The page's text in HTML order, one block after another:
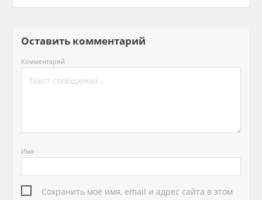
Оставить комментарий
Комментарий
Имя
Сохранить моё имя, email и адрес сайта в этом